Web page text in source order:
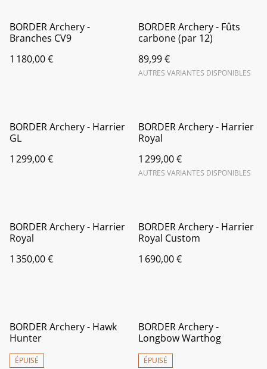
BORDER Archery -
Branches CV9
1 180,00 €
BORDER Archery - Fûts
carbone (par 12)
89,99 €
AUTRES VARIANTES DISPONIBLES
BORDER Archery - Harrier
GL
1 299,00 €
BORDER Archery - Harrier
Royal
1 299,00 €
AUTRES VARIANTES DISPONIBLES
BORDER Archery - Harrier
Royal
1 350,00 €
BORDER Archery - Harrier
Royal Custom
1 690,00 €
BORDER Archery - Hawk
Hunter
ÉPUISÉ
BORDER Archery -
Longbow Warthog
ÉPUISÉ